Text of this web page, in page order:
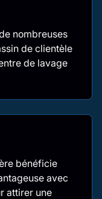
nombreuses
de clientèle
de lavage
bénéficie
avec
attirer une